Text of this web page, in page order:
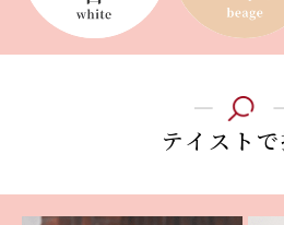
テイスト